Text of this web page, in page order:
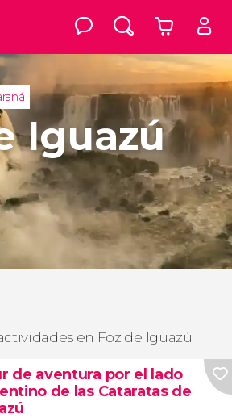
Iguazú
en Foz de Iguazú
de aventura por el lado
de las Cataratas de